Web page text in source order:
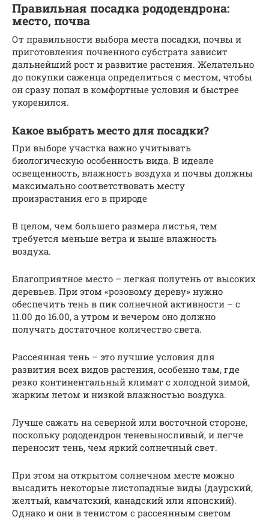
Правильная посадка рододендрона:
место, почва
От правильности выбора места посадки, почвы и
приготовления почвенного субстрата зависит
дальнейший рост и развитие растения. Желательно
до покупки саженца определиться с местом, чтобы
он сразу попал в комфортные условия и быстрее
укоренился.
Какое выбрать место для посадки?
При выборе участка важно учитывать
биологическую особенность вида. В идеале
освещенность, влажность воздуха и почвы должны
максимально соответствовать месту
произрастания его в природе
В целом, чем большего размера листья, тем
требуется меньше ветра и выше влажность
воздуха.
Благоприятное место – легкая полутень от высоких
деревьев. При этом «розовому дереву» нужно
обеспечить тень в пик солнечной активности – с
11.00 до 16.00, а утром и вечером оно должно
получать достаточное количество света.
Рассеянная тень – это лучшие условия для
развития всех видов растения, особенно там, где
резко континентальный климат с холодной зимой,
жарким летом и низкой влажностью воздуха.
Лучше сажать на северной или восточной стороне,
поскольку рододендрон теневыносливый, и легче
переносит тень, чем яркий солнечный свет.
При этом на открытом солнечном месте можно
высадить некоторые листопадные виды (даурский,
желтый, камчатский, канадский или японский).
Однако и они в тенистом с рассеянным светом